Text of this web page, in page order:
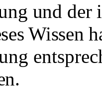
und der
Wissen